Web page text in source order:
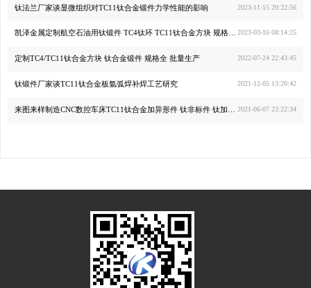
2023-11-15 20:22:56
钛法兰厂家谈显微组织对TC11钛合金锻件力学性能的影响
2023-03-16 08:14:25
2022-07-24 22:43:45
定制TC4/TC11钛合金方块 钛合金锻件 规格全 批量生产
2021-12-05 13:20:42
钛锻件厂家谈TC11钛合金板氩弧焊补焊工艺研究
2021-06-07 23:22:34